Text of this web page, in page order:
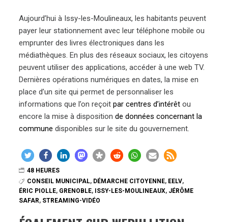
Aujourd’hui à Issy-les-Moulineaux, les habitants peuvent
payer leur stationnement avec leur téléphone mobile ou
emprunter des livres électroniques dans les
médiathèques. En plus des réseaux sociaux, les citoyens
peuvent utiliser des applications, accéder à une web TV.
Dernières opérations numériques en dates, la mise en
place d’un site qui permet de personnaliser les
informations que l’on reçoitpar centres d’intérêt ou
encore la mise à dispositionde données concernant la
commune disponibles sur le site du gouvernement.
48 HEURES
CONSEIL MUNICIPAL, DÉMARCHE CITOYENNE, EELV,
ÉRIC PIOLLE, GRENOBLE, ISSY-LES-MOULINEAUX, JÉRÔME
SAFAR, STREAMING-VIDÉO